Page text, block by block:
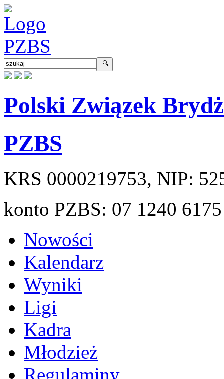
Polski Związek
PZBS
KRS 0000219753, NIP:
konto PZBS: 07 1240
Nowości
Kalendarz
Wyniki
Ligi
Kadra
Młodzież